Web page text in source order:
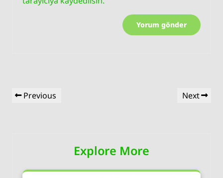
Yazı
gezinmesi
Previous
Previous
Next
Next
Explore More